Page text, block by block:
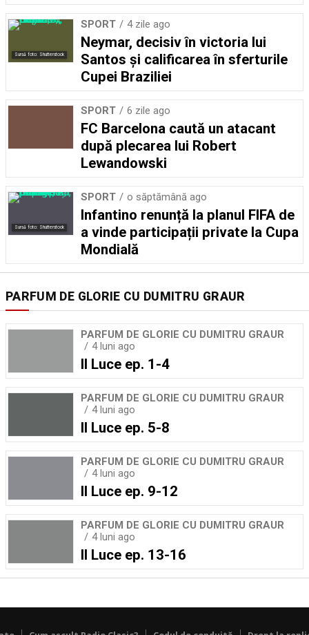
Sursă foto: Shutterstock
SPORT 4 zile ago
Neymar, decisiv în victoria lui
Santos și calificarea în sferturile
Cupei Braziliei
SPORT 6 zile ago
FC Barcelona caută un atacant
după plecarea lui Robert
Lewandowski
Sursă foto: Shutterstock
SPORT o săptămână ago
Infantino renunță la planul FIFA de
a vinde participații private la Cupa
Mondială
PARFUM DE GLORIE CU DUMITRU GRAUR
PARFUM DE GLORIE CU DUMITRU GRAUR
4 luni ago
Il Luce ep. 1-4
PARFUM DE GLORIE CU DUMITRU GRAUR
4 luni ago
Il Luce ep. 5-8
PARFUM DE GLORIE CU DUMITRU GRAUR
4 luni ago
Il Luce ep. 9-12
PARFUM DE GLORIE CU DUMITRU GRAUR
4 luni ago
Il Luce ep. 13-16